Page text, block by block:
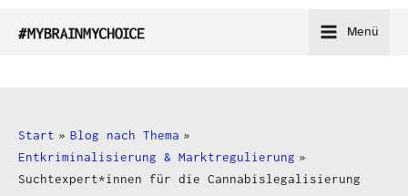
Inhalt
Menü
Start
Blog nach Thema
Entkriminalisierung & Marktregulierung
Suchtexpert*innen für die Cannabislegalisierung